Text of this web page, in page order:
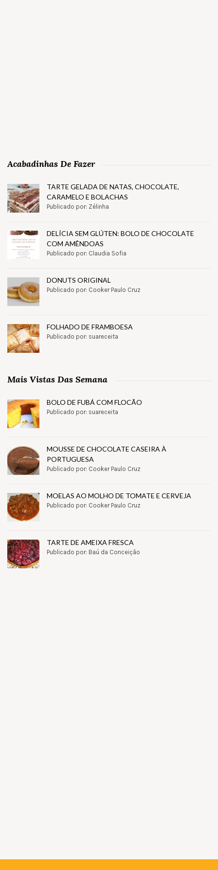
Acabadinhas De Fazer
TARTE GELADA DE NATAS, CHOCOLATE,
CARAMELO E BOLACHAS
Publicado por: Zélinha
DELÍCIA SEM GLÚTEN: BOLO DE CHOCOLATE
COM AMÊNDOAS
Publicado por: Claudia Sofia
DONUTS ORIGINAL
Publicado por: Cooker Paulo Cruz
FOLHADO DE FRAMBOESA
Publicado por: suareceita
Mais Vistas Das Semana
BOLO DE FUBÁ COM FLOCÃO
Publicado por: suareceita
MOUSSE DE CHOCOLATE CASEIRA À
PORTUGUESA
Publicado por: Cooker Paulo Cruz
MOELAS AO MOLHO DE TOMATE E CERVEJA
Publicado por: Cooker Paulo Cruz
TARTE DE AMEIXA FRESCA
Publicado por: Baú da Conceição